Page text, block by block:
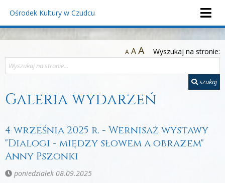
Ośrodek Kultury w Czudcu
A AA Wyszukaj na stronie:
szukaj
Galeria wydarzeń
4 września 2025 r. - Wernisaż wystawy
"Dialogi - między słowem a obrazem"
Anny Pszonki
poniedziałek 08.09.2025